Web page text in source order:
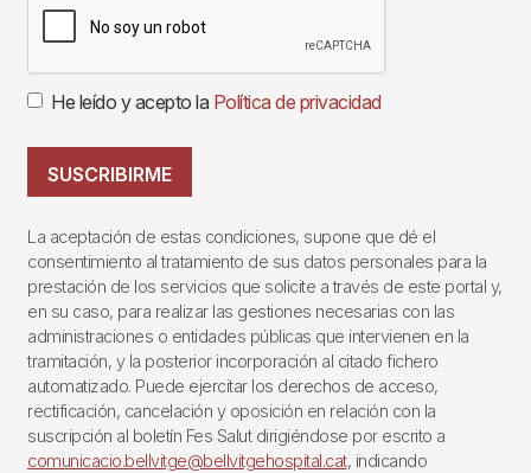
He leído y acepto la Política de privacidad
SUSCRIBIRME
La aceptación de estas condiciones, supone que dé el
consentimiento al tratamiento de sus datos personales para la
prestación de los servicios que solicite a través de este portal y,
en su caso, para realizar las gestiones necesarias con las
administraciones o entidades públicas que intervienen en la
tramitación, y la posterior incorporación al citado fichero
automatizado. Puede ejercitar los derechos de acceso,
rectificación, cancelación y oposición en relación con la
suscripción al boletín Fes Salut dirigiéndose por escrito a
comunicacio.bellvitge@bellvitgehospital.cat, indicando